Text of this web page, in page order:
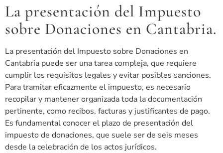
La presentación del Impuesto
sobre Donaciones en Cantabria.
La presentación del Impuesto sobre Donaciones en
Cantabria puede ser una tarea compleja, que requiere
cumplir los requisitos legales y evitar posibles sanciones.
Para tramitar eficazmente el impuesto, es necesario
recopilar y mantener organizada toda la documentación
pertinente, como recibos, facturas y justificantes de pago.
Es fundamental conocer el plazo de presentación del
impuesto de donaciones, que suele ser de seis meses
desde la celebración de los actos jurídicos.